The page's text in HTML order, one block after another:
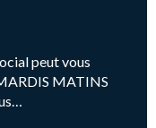
peut vous
MATINS